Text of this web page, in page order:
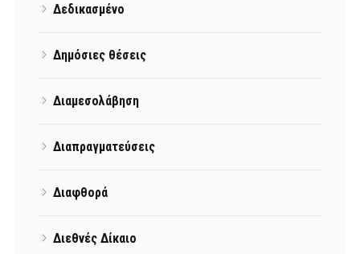
Δεδικασμένο
Δημόσιες θέσεις
Διαμεσολάβηση
Διαπραγματεύσεις
Διαφθορά
Διεθνές Δίκαιο